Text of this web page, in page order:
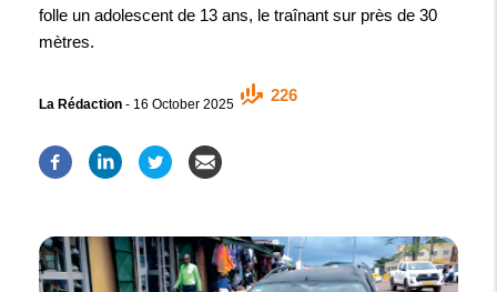
folle un adolescent de 13 ans, le traînant sur près de 30
mètres.
La Rédaction - 16 October 2025
226